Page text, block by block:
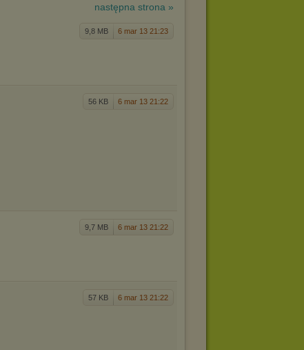
następna strona »
9,8 MB 6 mar 13 21:23
56 KB 6 mar 13 21:22
9,7 MB 6 mar 13 21:22
57 KB 6 mar 13 21:22